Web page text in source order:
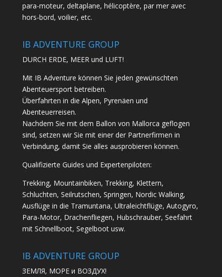
para-moteur, deltaplane, hélicoptère, par mer avec
hors-bord, voilier, etc.
IB ADVENTURE GROUP
DURCH ERDE, MEER und LUFT!
Mit IB Adventure können Sie jeden gewünschten
Abenteuersport betreiben.
Überfahrten in die Alpen, Pyrenäen und
Abenteuerreisen.
Nachdem Sie mit dem Ballon von Mallorca geflogen
sind, setzen wir Sie mit einer der Partnerfirmen in
Verbindung, damit Sie alles ausprobieren können.
Qualifizierte Guides und Expertenpiloten:
Trekking, Mountainbiken, Trekking, Klettern,
Schluchten, Seilrutschen, Springen, Nordic Walking,
Ausflüge in die Tramuntana, Ultraleichtflüge, Autogyro,
Para-Motor, Drachenfliegen, Hubschrauber, Seefahrt
mit Schnellboot, Segelboot usw.
IB ADVENTURE GROUP
ЗЕМЛЯ, МОРЕ и ВОЗДУХ!